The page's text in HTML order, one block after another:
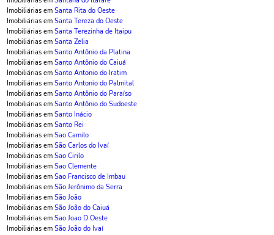
Imobiliárias em Santa Rita do Oeste
Imobiliárias em Santa Tereza do Oeste
Imobiliárias em Santa Terezinha de Itaipu
Imobiliárias em Santa Zelia
Imobiliárias em Santo Antônio da Platina
Imobiliárias em Santo Antônio do Caiuá
Imobiliárias em Santo Antonio do Iratim
Imobiliárias em Santo Antonio do Palmital
Imobiliárias em Santo Antônio do Paraíso
Imobiliárias em Santo Antônio do Sudoeste
Imobiliárias em Santo Inácio
Imobiliárias em Santo Rei
Imobiliárias em Sao Camilo
Imobiliárias em São Carlos do Ivaí
Imobiliárias em Sao Cirilo
Imobiliárias em Sao Clemente
Imobiliárias em Sao Francisco de Imbau
Imobiliárias em São Jerônimo da Serra
Imobiliárias em São João
Imobiliárias em São João do Caiuá
Imobiliárias em Sao Joao D Oeste
Imobiliárias em São João do Ivaí